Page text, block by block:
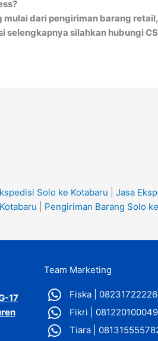
dari pengiriman barang
selengkapnya silahkan hubungi
Solo ke Kotabaru Jasa
Pengiriman Barang Solo
17
Team Marketing
Fiska |
Fikri | 081220100049
Tiara |